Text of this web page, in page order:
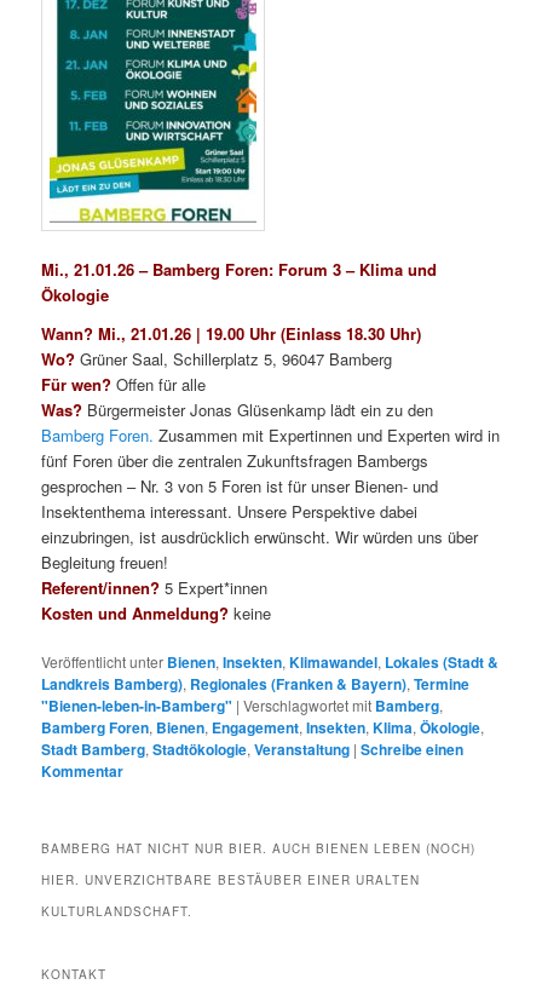
Mi., 21.01.26 – Bamberg Foren: Forum 3 – Klima und
Ökologie
Wann? Mi., 21.01.26 | 19.00 Uhr (Einlass 18.30 Uhr)
Wo? Grüner Saal, Schillerplatz 5, 96047 Bamberg
Für wen?Offen für alle
Was? Bürgermeister Jonas Glüsenkamp lädt ein zu den
Bamberg Foren. Zusammen mit Expertinnen und Experten wird in
fünf Foren über die zentralen Zukunftsfragen Bambergs
gesprochen – Nr. 3 von 5 Foren ist für unser Bienen- und
Insektenthema interessant. Unsere Perspektive dabei
einzubringen, ist ausdrücklich erwünscht. Wir würden uns über
Begleitung freuen!
Referent/innen?5 Expert*innen
Kosten und Anmeldung?keine
Veröffentlicht unter Bienen,Insekten,Klimawandel, Lokales (Stadt &
Landkreis Bamberg), Regionales (Franken & Bayern),Termine
"Bienen-leben-in-Bamberg" |Verschlagwortet mit Bamberg,
Bamberg Foren, Bienen, Engagement,Insekten,Klima,Ökologie,
Stadt Bamberg,Stadtökologie,Veranstaltung |Schreibe einen
Kommentar
BAMBERG HAT NICHT NUR BIER. AUCH BIENEN LEBEN (NOCH)
HIER. UNVERZICHTBARE BESTÄUBER EINER URALTEN
KULTURLANDSCHAFT.
KONTAKT